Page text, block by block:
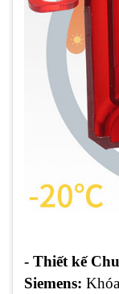
- Thiết kế
Siemens: